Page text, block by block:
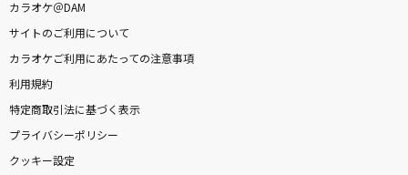
カラオケ＠DAM
サイトのご利用について
カラオケご利用にあたっての注意事項
利用規約
特定商取引法に基づく表示
プライバシーポリシー
クッキー設定